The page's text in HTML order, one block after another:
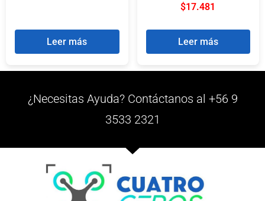
Leer más
$17.481
Leer más
¿Necesitas Ayuda? Contáctanos al +56 9
3533 2321